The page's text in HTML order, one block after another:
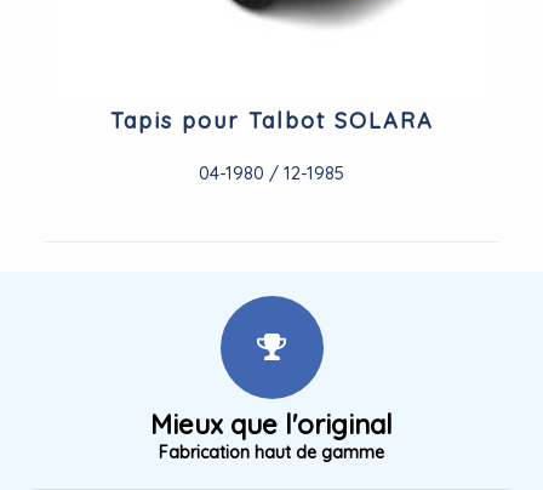
Tapis pour Talbot SOLARA
04-1980 / 12-1985
Mieux que l'original
Fabrication haut de gamme